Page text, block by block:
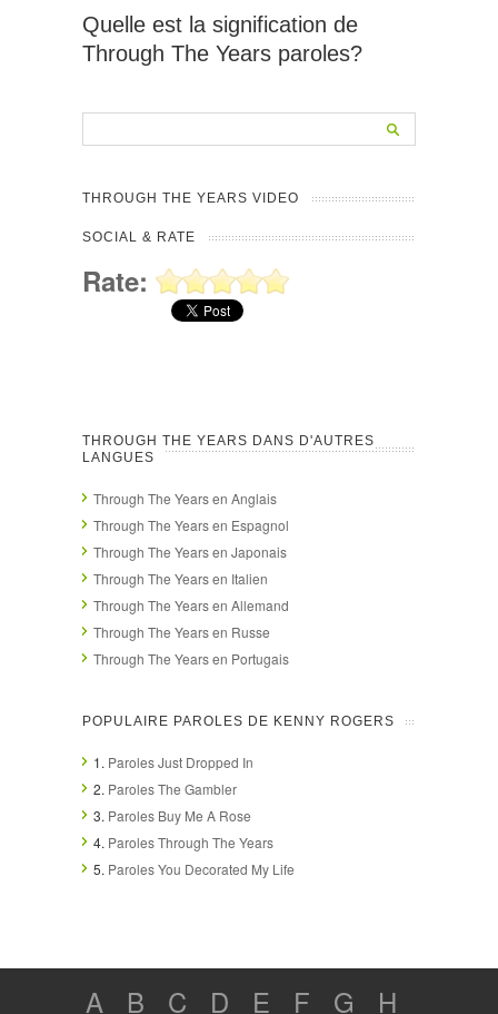
Quelle est la signification de
Through The Years paroles?
THROUGH THE YEARS VIDEO
SOCIAL & RATE
Rate:
THROUGH THE YEARS DANS D'AUTRES
LANGUES
Through The Years en Anglais
Through The Years en Espagnol
Through The Years en Japonais
Through The Years en Italien
Through The Years en Allemand
Through The Years en Russe
Through The Years en Portugais
POPULAIRE PAROLES DE KENNY ROGERS
1. Paroles Just Dropped In
2. Paroles The Gambler
3. Paroles Buy Me A Rose
4. Paroles Through The Years
5. Paroles You Decorated My Life
A B C D E F G H